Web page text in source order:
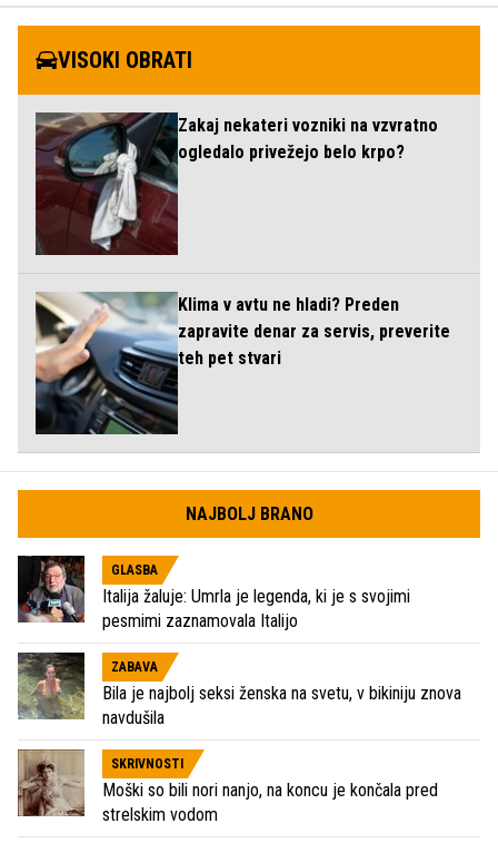
VISOKI OBRATI
Zakaj nekateri vozniki na vzvratno
ogledalo privežejo belo krpo?
Klima v avtu ne hladi? Preden
zapravite denar za servis, preverite
teh pet stvari
NAJBOLJ BRANO
GLASBA
Italija žaluje: Umrla je legenda, ki je s svojimi
pesmimi zaznamovala Italijo
ZABAVA
Bila je najbolj seksi ženska na svetu, v bikiniju znova
navdušila
SKRIVNOSTI
Moški so bili nori nanjo, na koncu je končala pred
strelskim vodom